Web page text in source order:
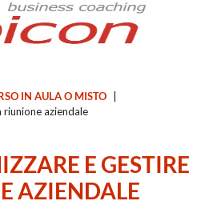
IN AULA O MISTO
riunione aziendale
E GESTIRE
AZIENDALE